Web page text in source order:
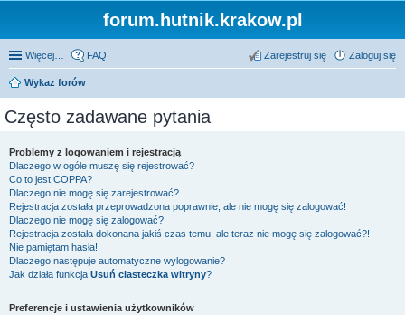
forum.hutnik.krakow.pl
Więcej… FAQ Zaloguj się
Zarejestruj się
Wykaz forów
Często zadawane pytania
Problemy z logowaniem i rejestracją
Dlaczego w ogóle muszę się rejestrować?
Co to jest COPPA?
Dlaczego nie mogę się zarejestrować?
Rejestracja została przeprowadzona poprawnie, ale nie mogę się zalogować!
Dlaczego nie mogę się zalogować?
Rejestracja została dokonana jakiś czas temu, ale teraz nie mogę się zalogować?!
Nie pamiętam hasła!
Dlaczego następuje automatyczne wylogowanie?
Jak działa funkcja Usuń ciasteczka witryny?
Preferencje i ustawienia użytkowników